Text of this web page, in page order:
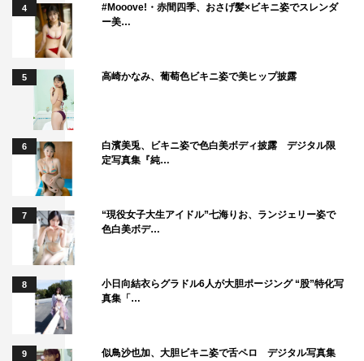
4
#Mooove!・赤間四季、おさげ髪×ビキニ姿でスレンダ
ー美…
5 高崎かなみ、葡萄色ビキニ姿で美ヒップ披露
6
白濱美兎、ビキニ姿で色白美ボディ披露 デジタル限
定写真集『純…
7
“現役女子大生アイドル”七海りお、ランジェリー姿で
色白美ボデ…
8
小日向結衣らグラドル6人が大胆ポージング “股”特化写
真集「…
9
似鳥沙也加、大胆ビキニ姿で舌ペロ デジタル写真集